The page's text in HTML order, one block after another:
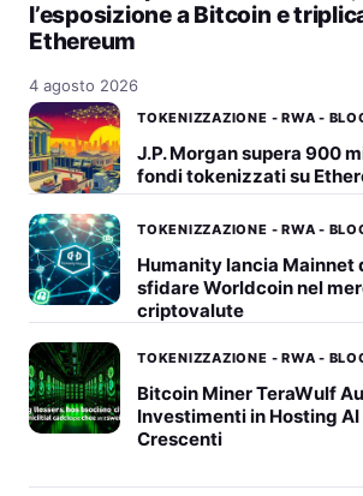
l’esposizione a Bitcoin e
Ethereum
4 agosto 2026
TOKENIZZAZIONE - RWA -
J.P. Morgan supera 900
fondi tokenizzati su
TOKENIZZAZIONE - RWA -
Humanity lancia Mainnet
sfidare Worldcoin nel
criptovalute
TOKENIZZAZIONE - RWA -
Bitcoin Miner TeraWulf
Investimenti in Hosting
Crescenti